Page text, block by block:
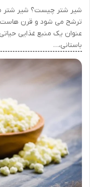
شیر شتر چیست؟ شیر شتر
ترشح می شود و قرن هاست
عنوان یک منبع غذایی
باستانی،…